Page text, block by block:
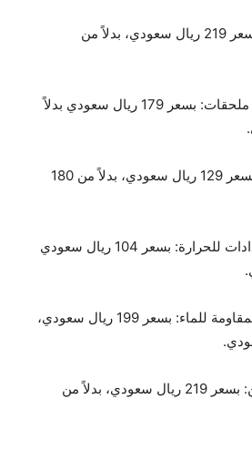
مجفف * مصفف شعر: بسعر 219 ريال سعودي، بدلاً من
مصفف شعر 650 واط 5 ملحقات: بسعر 179 ريال سعودي بدلاً
– مملس الشعر الأسود: بسعر 129 ريال سعودي، بدلاً من 180
– مملس الشعر مع 2 إعدادات للحرارة: بسعر 104 ريال سعودي
ماكينة الحلاقة الرجالية المقاومة للماء: بسعر 199 ريال سعودي،
ماكينة حلاقة قابلة للشحن: بسعر 219 ريال سعودي، بدلاً من